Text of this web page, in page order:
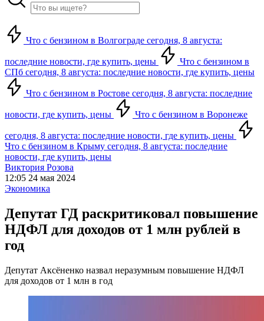
Что с бензином в Волгограде сегодня, 8 августа:
последние новости, где купить, цены
Что с бензином в
СПб сегодня, 8 августа: последние новости, где купить, цены
Что с бензином в Ростове сегодня, 8 августа: последние
новости, где купить, цены Что с бензином в Воронеже
сегодня, 8 августа: последние новости, где купить, цены
Что с бензином в Крыму сегодня, 8 августа: последние
новости, где купить, цены
Виктория Розова
12:05 24 мая 2024
Экономика
Депутат ГД раскритиковал повышение
НДФЛ для доходов от 1 млн рублей в
год
Депутат Аксёненко назвал неразумным повышение НДФЛ
для доходов от 1 млн в год